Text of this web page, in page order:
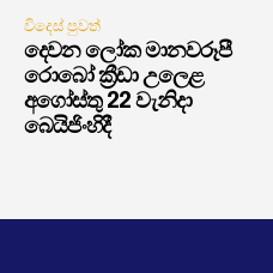
විදෙස් පුවත්
දෙවන ලෝක මානවරූපී
රොබෝ ක්‍රීඩා උලෙළ
අගෝස්තු 22 වැනිදා
බෙයිජිංහිදී